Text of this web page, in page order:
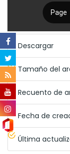
Descargar
Tamaño del
Recuento de
Fecha de
Última